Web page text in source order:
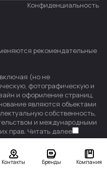
Контакты Бренды Компания
Конфиденциальность
рекомендательные
(но не
фотографическую и
и оформление страниц,
являются объектами
собственность,
и международными
прав. Читать далее